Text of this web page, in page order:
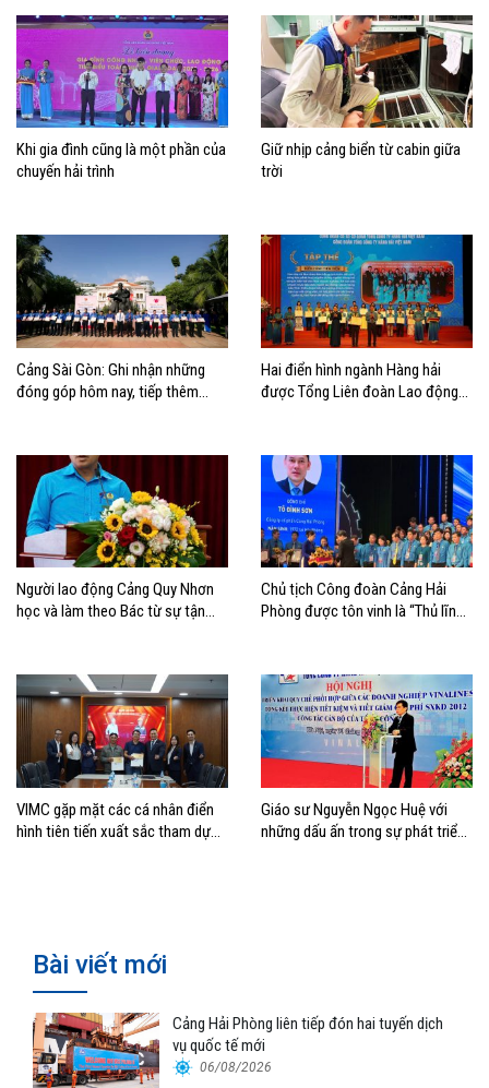
Khi gia đình cũng là một phần của
chuyến hải trình
Giữ nhịp cảng biển từ cabin giữa
trời
Cảng Sài Gòn: Ghi nhận những
đóng góp hôm nay, tiếp thêm
Hai điển hình ngành Hàng hải
được Tổng Liên đoàn Lao động
Người lao động Cảng Quy Nhơn
học và làm theo Bác từ sự tận
Chủ tịch Công đoàn Cảng Hải
Phòng được tôn vinh là “Thủ lĩnh
VIMC gặp mặt các cá nhân điển
hình tiên tiến xuất sắc tham dự
Giáo sư Nguyễn Ngọc Huệ với
những dấu ấn trong sự phát triển
Bài viết mới
Cảng Hải Phòng liên tiếp đón hai tuyến dịch
vụ quốc tế mới
06/08/2026